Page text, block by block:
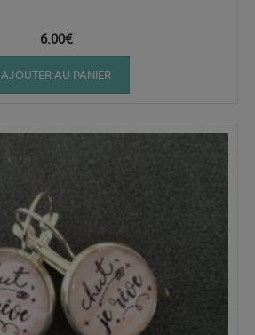
6.00€
AJOUTER AU PANIER